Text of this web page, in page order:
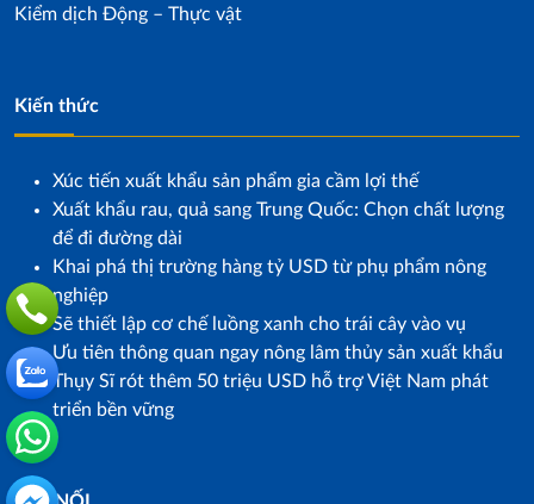
Kiểm dịch Động – Thực vật
Kiến thức
Xúc tiến xuất khẩu sản phẩm gia cầm lợi thế
Xuất khẩu rau, quả sang Trung Quốc: Chọn chất lượng
để đi đường dài
Khai phá thị trường hàng tỷ USD từ phụ phẩm nông
nghiệp
Sẽ thiết lập cơ chế luồng xanh cho trái cây vào vụ
Ưu tiên thông quan ngay nông lâm thủy sản xuất khẩu
Thụy Sĩ rót thêm 50 triệu USD hỗ trợ Việt Nam phát
triển bền vững